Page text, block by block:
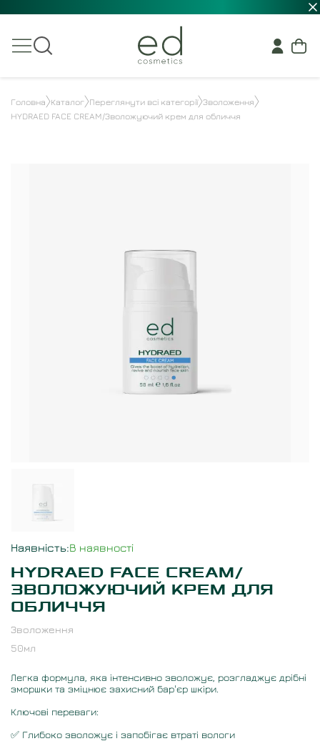
Головна Каталог Переглянути всі категорії Зволоження
HYDRAED FACE CREAM/Зволожуючий крем для обличчя
Наявність:В наявності
HYDRAED FACE CREAM/
ЗВОЛОЖУЮЧИЙ КРЕМ ДЛЯ
ОБЛИЧЧЯ
Зволоження
50мл
Легка формула, яка інтенсивно зволожує, розгладжує дрібні
зморшки та зміцнює захисний бар'єр шкіри.
Ключові переваги:
✅ Глибоко зволожує і запобігає втраті вологи